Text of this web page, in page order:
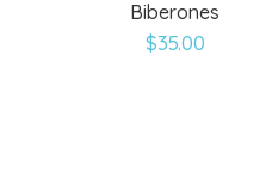
Biberones
$35.00